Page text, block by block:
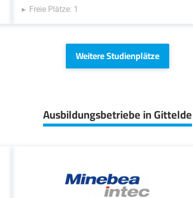
Freie Plätze: 1
Weitere Studienplätze
Ausbildungsbetriebe in Gittelde